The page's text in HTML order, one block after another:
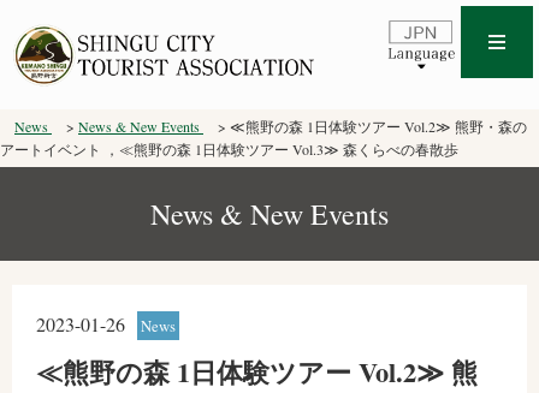
News News & New Events
≪熊野の森 1日体験ツアー Vol.2≫ 熊野・森の
アートイベント ，≪熊野の森 1日体験ツアー Vol.3≫ 森くらべの春散歩
News & New Events
2023-01-26 News
≪熊野の森 1日体験ツアー Vol.2≫ 熊